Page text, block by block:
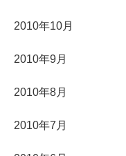
2010年10月
2010年9月
2010年8月
2010年7月